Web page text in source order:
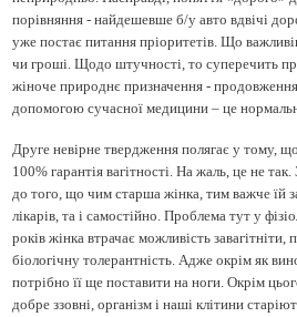
порівняння - найдешевше б/у авто вдвічі
уже постає питання пріоритетів. Що
чи гроші. Щодо штучності, то суперечить
жіноче природнє призначення -
допомогою сучасної медицини – це
Друге невірне твердження полягає у тому,
100% гарантія вагітності. На жаль, це не
до того, що чим старша жінка, тим важче їй
лікарів, та і самостійно. Проблема тут у
років жінка втрачає можливість
біологічну толерантність. Адже окрім як
потрібно її ще поставити на ноги. Окрім
добре ззовні, організм і наші клітини